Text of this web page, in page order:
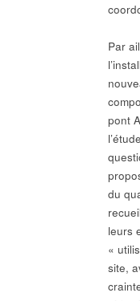
Par
pont
du
leurs
«
site,